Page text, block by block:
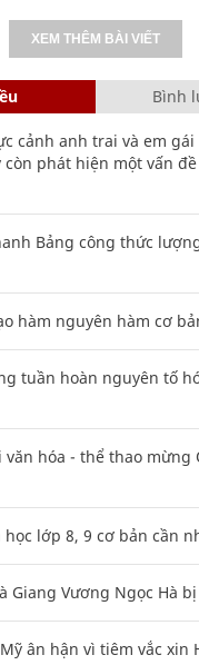
XEM THÊM BÀI VIẾT
Bình
cảnh anh trai và em
phát hiện một vấn
Bảng công thức
hàm nguyên hàm cơ
tuần hoàn nguyên tố
hóa - thể thao mừng
học lớp 8, 9 cơ bản cần
Giang Vương Ngọc Hà
ân hận vì tiêm vắc xin